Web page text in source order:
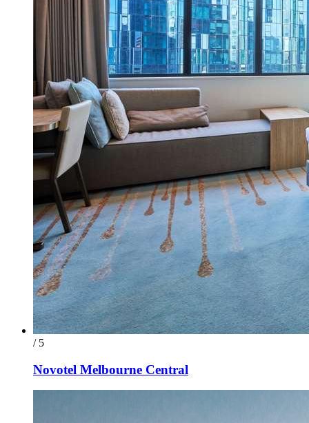
/ 5
Novotel Melbourne Central